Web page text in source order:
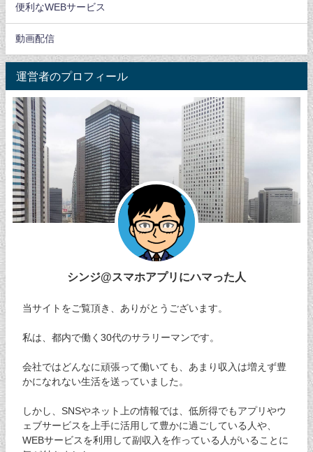
便利なWEBサービス
動画配信
運営者のプロフィール
シンジ@スマホアプリにハマった人
当サイトをご覧頂き、ありがとうございます。
私は、都内で働く30代のサラリーマンです。
会社ではどんなに頑張って働いても、あまり収入は増えず豊
かになれない生活を送っていました。
しかし、SNSやネット上の情報では、低所得でもアプリやウ
ェブサービスを上手に活用して豊かに過ごしている人や、
WEBサービスを利用して副収入を作っている人がいることに